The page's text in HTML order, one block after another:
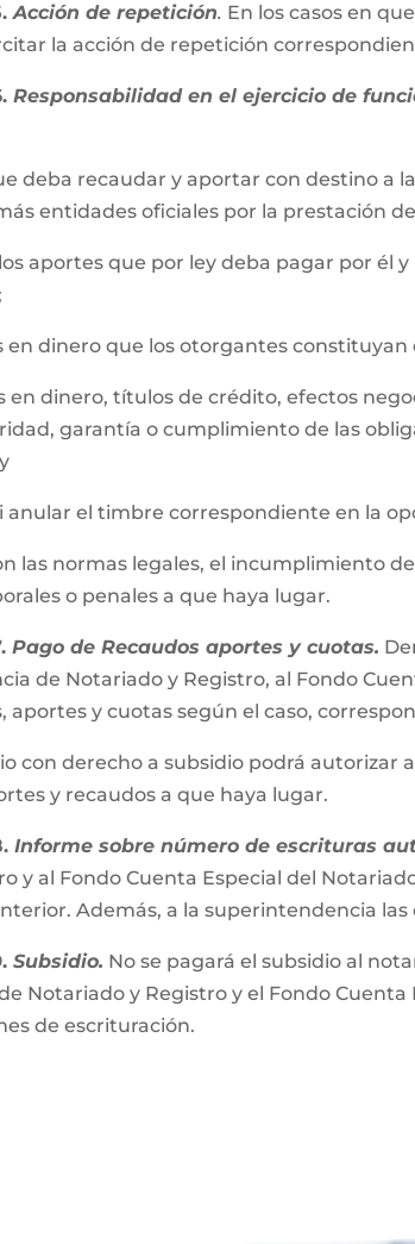
Acción de repetición. En los casos en
la acción de repetición
Responsabilidad en el ejercicio de
deba recaudar y aportar con destino a
entidades oficiales por la prestación
aportes que por ley deba pagar por él
en dinero que los otorgantes
en dinero, títulos de crédito, efectos
garantía o cumplimiento de las
anular el timbre correspondiente en la
las normas legales, el incumplimiento
o penales a que haya lugar.
Pago de Recaudos aportes y cuotas.
de Notariado y Registro, al Fondo
aportes y cuotas según el caso,
con derecho a subsidio podrá autorizar
y recaudos a que haya lugar.
Informe sobre número de escrituras
y al Fondo Cuenta Especial del
Además, a la superintendencia
Subsidio. No se pagará el subsidio al
Notariado y Registro y el Fondo
de escrituración.